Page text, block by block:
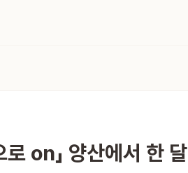
on」 양산에서 한 달